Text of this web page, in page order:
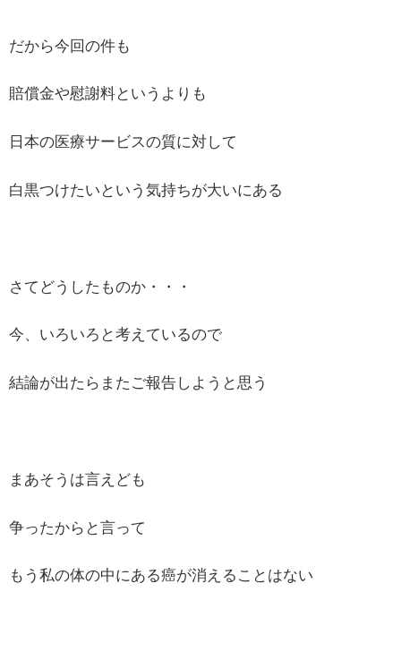
だから今回の件も
賠償金や慰謝料というよりも
日本の医療サービスの質に対して
白黒つけたいという気持ちが大いにある
さてどうしたものか・・・
今、いろいろと考えているので
結論が出たらまたご報告しようと思う
まあそうは言えども
争ったからと言って
もう私の体の中にある癌が消えることはない